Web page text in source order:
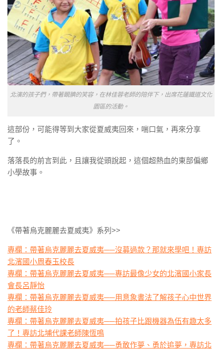
北濱的孩子們，帶著靦腆的笑容，在林佳蓉老師的陪伴下，出席花蓮鐵道文化
園區的活動。
這部份，可能得等到大家從夏威夷回來，喘口氣，再來分享
了。
落落長的前言到此，且讓我從頭說起，這個超熱血的東部偏鄉
小學故事。
《帶著烏克麗麗去夏威夷》系列>>
專欄：帶著烏克麗麗去夏威夷──沒募過款？那就來學吧！專訪
北濱國小周春玉校長
專欄：帶著烏克麗麗去夏威夷──專訪最像少女的北濱國小家長
會長呂靜怡
專欄：帶著烏克麗麗去夏威夷──用意象書法了解孩子心中世界
的老師蔡佳玲
專欄：帶著烏克麗麗去夏威夷──拍孩子比跟機器為伍有趣太多
了！專訪北埔代課老師陳恆鳴
專欄：帶著烏克麗麗去夏威夷──勇敢作夢、勇於追夢，專訪北